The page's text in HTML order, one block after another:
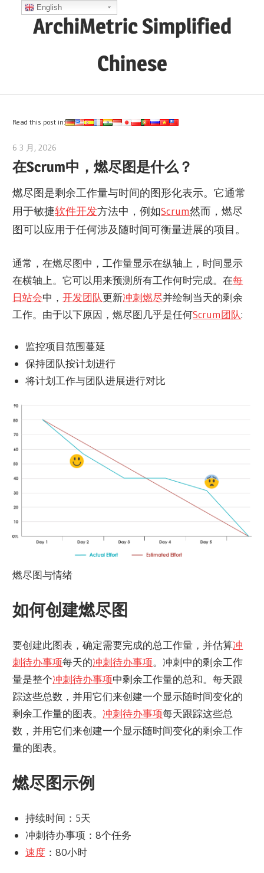
ArchiMetric Simplified
Chinese
Ops,
Agile
and
More
Read this post in:
6 3 月, 2026
在Scrum中，燃尽图是什么？
燃尽图是剩余工作量与时间的图形化表示。它通常
用于敏捷软件开发方法中，例如Scrum然而，燃尽
图可以应用于任何涉及随时间可衡量进展的项目。
通常，在燃尽图中，工作量显示在纵轴上，时间显示
在横轴上。它可以用来预测所有工作何时完成。在每
日站会中，开发团队更新冲刺燃尽并绘制当天的剩余
工作。由于以下原因，燃尽图几乎是任何Scrum团队:
监控项目范围蔓延
保持团队按计划进行
将计划工作与团队进展进行对比
燃尽图与情绪
如何创建燃尽图
要创建此图表，确定需要完成的总工作量，并估算冲
刺待办事项每天的冲刺待办事项。冲刺中的剩余工作
量是整个冲刺待办事项中剩余工作量的总和。每天跟
踪这些总数，并用它们来创建一个显示随时间变化的
剩余工作量的图表。冲刺待办事项每天跟踪这些总
数，并用它们来创建一个显示随时间变化的剩余工作
量的图表。
燃尽图示例
持续时间：5天
冲刺待办事项：8个任务
速度：80小时
English